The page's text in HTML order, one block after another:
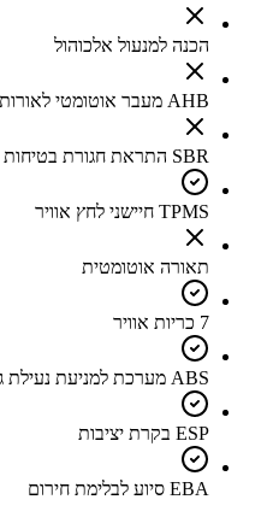
הכנה למנעול אלכוהול
AHB מעבר אוטומטי לאורות גבוהים
SBR התראת חגורת בטיחות
TPMS חיישני לחץ אוויר
תאורה אוטומטית
7 כריות אוויר
ABS מערכת למניעת נעילת גלגלים
ESP בקרת יציבות
EBA סיוע לבלימת חירום